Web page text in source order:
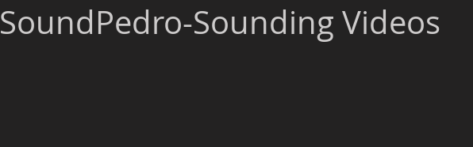
SoundPedro-Sounding Videos